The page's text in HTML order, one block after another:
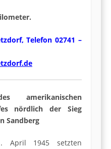
Telefon 02741 –
amerikanischen
nördlich der Sieg
Sandberg
1945 setzten